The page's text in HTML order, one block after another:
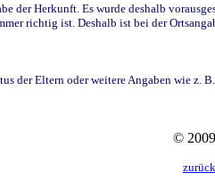
der Herkunft. Es wurde deshalb
richtig ist. Deshalb ist bei der
der Eltern oder weitere Angaben wie z.
©